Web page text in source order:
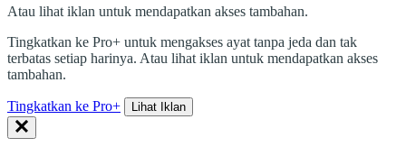
Atau lihat iklan untuk mendapatkan akses tambahan.
Tingkatkan ke Pro+ untuk mengakses ayat tanpa jeda dan tak
terbatas setiap harinya. Atau lihat iklan untuk mendapatkan akses
tambahan.
Tingkatkan ke Pro+ Lihat Iklan